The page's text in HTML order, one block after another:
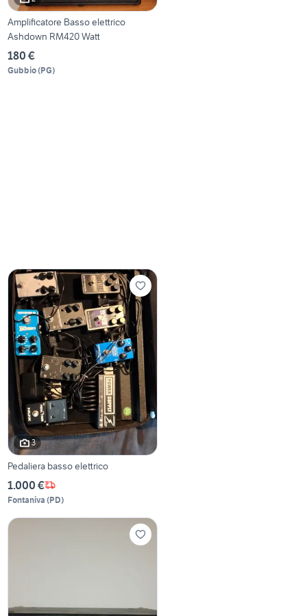
Amplificatore Basso elettrico
Ashdown RM420 Watt
180 €
Gubbio(PG)
3
Pedaliera basso elettrico
1.000 €
Fontaniva (PD)